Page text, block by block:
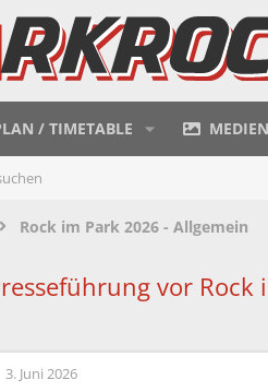
/ TIMETABLE MEDIEN
Rock im Park 2026 - Allgemein
vor Rock
3. Juni 2026